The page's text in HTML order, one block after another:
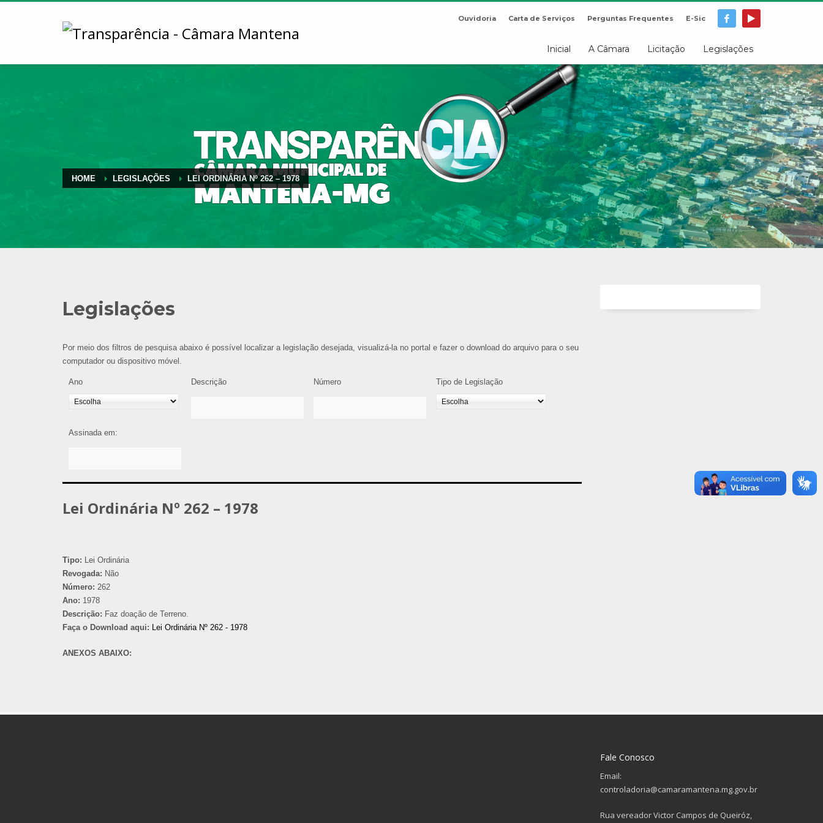
Ouvidoria Carta de Serviços Perguntas Frequentes E-Sic
Inicial A Câmara Licitação Legislações
HOME LEGISLAÇÕES LEI ORDINÁRIA Nº 262 – 1978
Legislações
Por meio dos filtros de pesquisa abaixo é possível localizar a legislação desejada, visualizá-la no portal e fazer o download do arquivo para o seu
computador ou dispositivo móvel.
Ano Descrição Número Tipo de Legislação
Assinada em:
Lei Ordinária Nº 262 – 1978
Tipo: Lei Ordinária
Revogada: Não
Número: 262
Ano: 1978
Descrição: Faz doação de Terreno.
Faça o Download aqui: Lei Ordinária Nº 262 - 1978
ANEXOS ABAIXO:
Fale Conosco
Email:
controladoria@camaramantena.mg.gov.br
Rua vereador Victor Campos de Queiróz,